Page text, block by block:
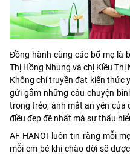
Đồng hành cùng các bố mẹ là
Thị Hồng Nhung và chị Kiều
Không chỉ truyền đạt kiến thức
gửi gắm những câu chuyện
trong trẻo, ánh mắt an yên của
điều đẹp đẽ nhất mà sự thấu
AF HANOI luôn tin rằng mỗi
mỗi em bé khi chào đời sẽ